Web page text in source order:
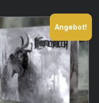
Angebot!